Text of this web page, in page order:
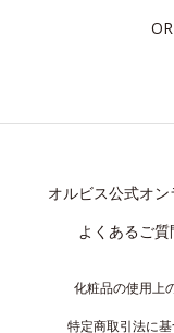
オルビス公式オ
よくあるご
化粧品の使用上
特定商取引法に